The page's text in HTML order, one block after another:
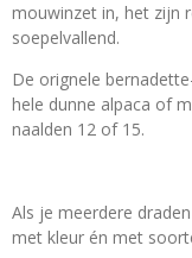
mouwinzet in, het zijn
soepelvallend.
De orignele
hele dunne alpaca of
naalden 12 of 15.
Als je meerdere
met kleur én met